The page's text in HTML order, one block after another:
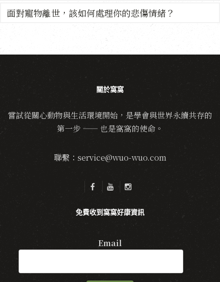
面對寵物離世，該如何處理你的悲傷情緒？
關於窩窩
嘗試從關心動物與生活環境開始，是學會與世界永續共存的
第一步 —— 也是窩窩的使命。
聯繫：service@wuo-wuo.com
免費收到窩窩好康資訊
Email